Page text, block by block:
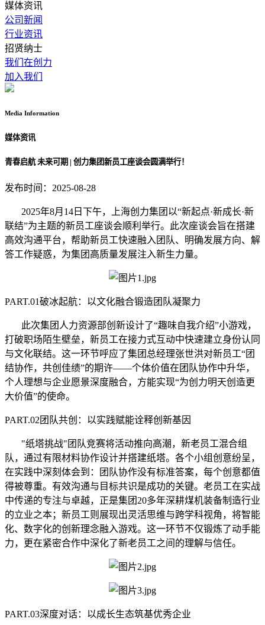
媒体资讯
公司新闻
行业资讯
招贤纳士
我们在创力
加入我们
Media Information
媒体资讯
青春启航 未来可期 | 创力集团新员工座谈会圆满举行！
发布时间：2025-08-28
2025年8月14日下午，上海创力集团以“新起点·新成长·新
联结”为主题的新员工座谈会顺利举行。此次座谈会旨在搭建
高效沟通平台，帮助新员工快速融入团队、明确发展方向、解
答工作疑惑，为集团高质量发展注入新生力量。
PART.01破冰起航：以文化融合锻造团队凝聚力
此次集团人力资源部创新设计了“趣味自我介绍”小游戏，
打破职场陌生壁垒，新员工在接力式互动中快速建立身份认同
与文化联结。这一环节呼应了集团总经理张世洪对新员工“团
结协作，共创佳绩”的期许——个体价值在团队协作中升华，
个人理想与企业愿景深度融合，方能实现“为创力明天创造更
大价值”的使命。
PART.02团队共创：以实践赋能诠释创新基因
"纸塔挑战"团队竞赛将活动推向高潮，新老员工混合组
队，通过有限材料协作设计并搭建纸塔。各个小组创意纷呈，
在实践中深刻体会到：团队协作没有标准答案，每个创意都值
得被尊重。有效沟通与目标共识是成功的关键。老员工在实战
中传递的专注与卓越，正是集团20多年深耕煤机装备制造行业
的立业之本；新员工则展现出灵活思维与跨学科视角，将智能
化、数字化的创新理念融入游戏。这一环节不仅锻炼了动手能
力，更在紧密合作中深化了新老员工之间的理解与信任。
PART.03深度对话：以成长生态筑基优秀企业